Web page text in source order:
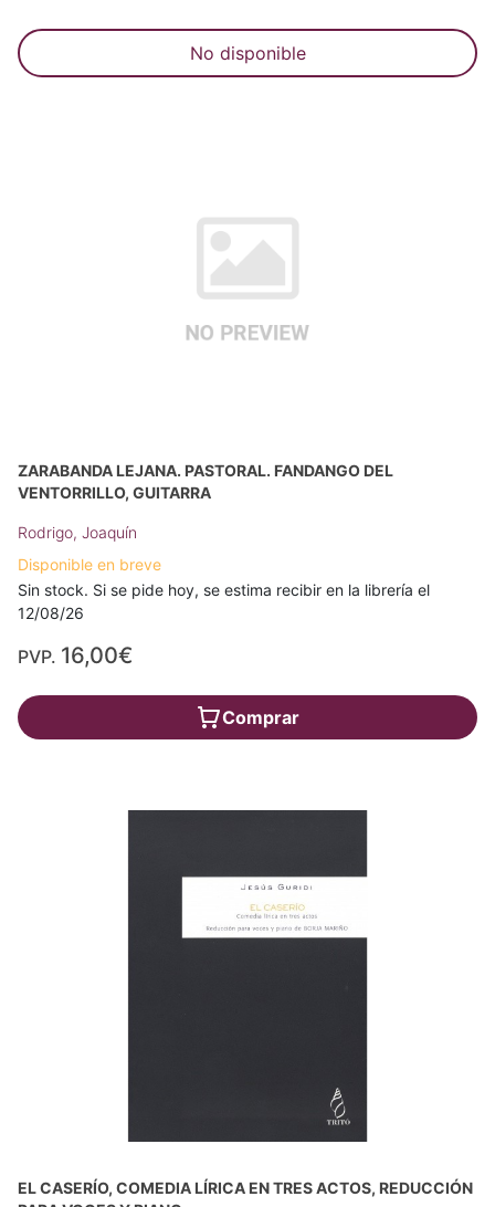
No disponible
ZARABANDA LEJANA. PASTORAL. FANDANGO DEL
VENTORRILLO, GUITARRA
Rodrigo, Joaquín
Disponible en breve
Sin stock. Si se pide hoy, se estima recibir en la librería el
12/08/26
PVP. 16,00€
Comprar
EL CASERÍO, COMEDIA LÍRICA EN TRES ACTOS, REDUCCIÓN